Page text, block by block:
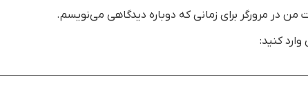
من در مرورگر برای زمانی که دوباره دیدگاهی می‌نویسم.
کنید: